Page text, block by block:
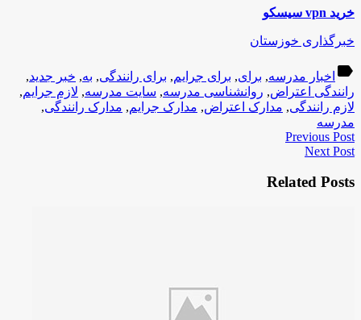
خرید vpn سیسکو
خبرگذاری خوزستان
label اخبار مدرسه, برای, برای جرایم, برای رانندگی, به, خبر جدید,
رانندگی اعتراض, روانشناسی مدرسه, سایت مدرسه, لازم جرایم,
لازم رانندگی, مدارک اعتراض, مدارک جرایم, مدارک رانندگی,
مدرسه
Previous Post
Next Post
Related Posts